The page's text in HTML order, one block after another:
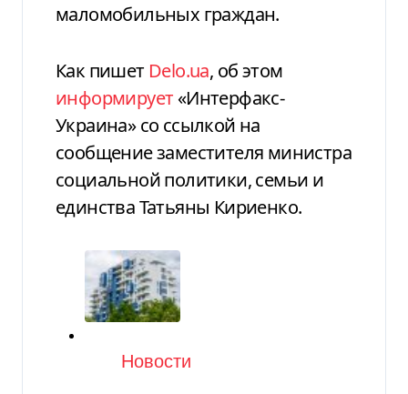
маломобильных граждан.
Как пишет Delo.ua, об этом
информирует«Интерфакс-
Украина» со ссылкой на
сообщение заместителя министра
социальной политики, семьи и
единства Татьяны Кириенко.
Категория
Новости